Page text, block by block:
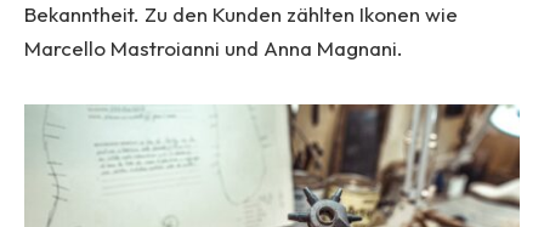
Bekanntheit. Zu den Kunden zählten Ikonen wie
Marcello Mastroianni und Anna Magnani.